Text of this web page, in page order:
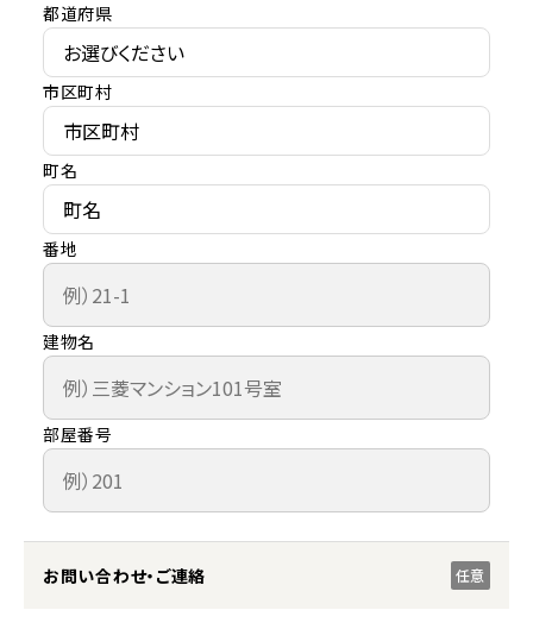
都道府県
市区町村
町名
番地
建物名
部屋番号
お問い合わせ・ご連絡 任意